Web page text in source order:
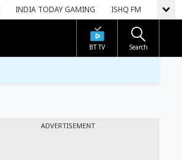
INDIA TODAY GAMING ISHQ FM
BT TV Search
ADVERTISEMENT